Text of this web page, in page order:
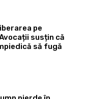
pe
susțin că
să fugă